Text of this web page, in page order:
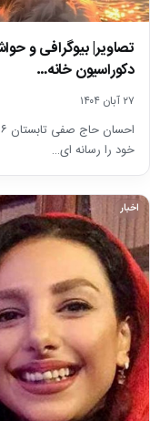
تصاویر| بیوگرافی و
دکوراسیون خانه…
۲۷ آبان ۱۴۰۴
خود را رسانه ای…
اخبار